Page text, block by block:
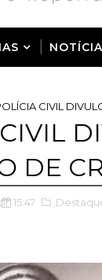
CIVIL
DE
15:47